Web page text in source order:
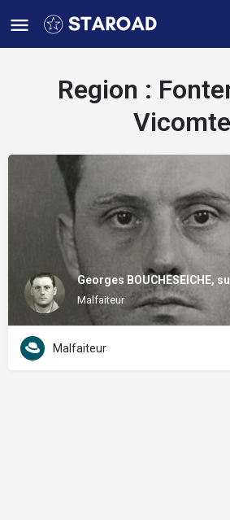
Region :
Vicomte
Georges BOUCHESEICHE,
Malfaiteur
Malfaiteur